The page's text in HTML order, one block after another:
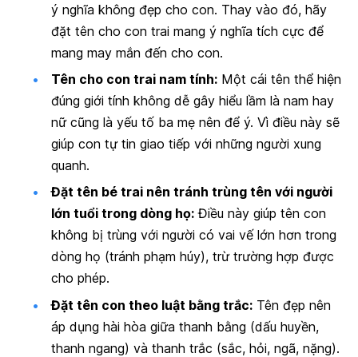
ý nghĩa không đẹp cho con. Thay vào đó, hãy
đặt tên cho con trai mang ý nghĩa tích cực để
mang may mắn đến cho con.
Tên cho con trai nam tính: Một cái tên thể hiện
đúng giới tính không dễ gây hiểu lầm là nam hay
nữ cũng là yếu tố ba mẹ nên để ý. Vì điều này sẽ
giúp con tự tin giao tiếp với những người xung
quanh.
Đặt tên bé trai nên tránh trùng tên với người
lớn tuổi trong dòng họ: Điều này giúp tên con
không bị trùng với người có vai vế lớn hơn trong
dòng họ (tránh phạm húy), trừ trường hợp được
cho phép.
Đặt tên con theo luật bằng trắc: Tên đẹp nên
áp dụng hài hòa giữa thanh bằng (dấu huyền,
thanh ngang) và thanh trắc (sắc, hỏi, ngã, nặng).